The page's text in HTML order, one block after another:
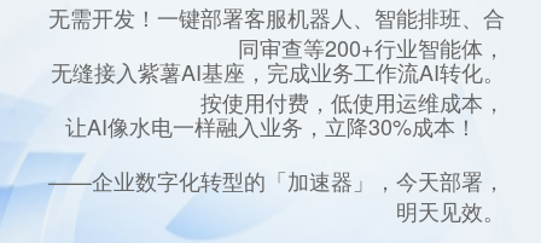
无需开发！一键部署客服机器人、智能排班、合
同审查等200+行业智能体，
无缝接入紫薯AI基座，完成业务工作流AI转化。
按使用付费，低使用运维成本，
让AI像水电一样融入业务，立降30%成本！
——企业数字化转型的「加速器」，今天部署，
明天见效。